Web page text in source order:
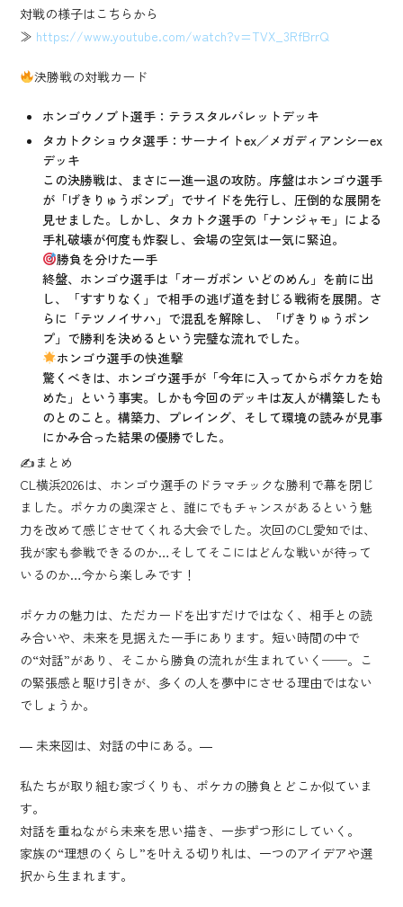
対戦の様子はこちらから
≫ https://www.youtube.com/watch?v=TVX_3RfBrrQ
決勝戦の対戦カード
ホンゴウノブト選手：テラスタルバレットデッキ
タカトクショウタ選手：サーナイトex／メガディアンシーex
デッキ
この決勝戦は、まさに一進一退の攻防。序盤はホンゴウ選手
が「げきりゅうポンプ」でサイドを先行し、圧倒的な展開を
見せました。しかし、タカトク選手の「ナンジャモ」による
手札破壊が何度も炸裂し、会場の空気は一気に緊迫。
勝負を分けた一手
終盤、ホンゴウ選手は「オーガポン いどのめん」を前に出
し、「すすりなく」で相手の逃げ道を封じる戦術を展開。さ
らに「テツノイサハ」で混乱を解除し、「げきりゅうポン
プ」で勝利を決めるという完璧な流れでした。
ホンゴウ選手の快進撃
驚くべきは、ホンゴウ選手が「今年に入ってからポケカを始
めた」という事実。しかも今回のデッキは友人が構築したも
のとのこと。構築力、プレイング、そして環境の読みが見事
にかみ合った結果の優勝でした。
✍️まとめ
CL横浜2026は、ホンゴウ選手のドラマチックな勝利で幕を閉じ
ました。ポケカの奥深さと、誰にでもチャンスがあるという魅
力を改めて感じさせてくれる大会でした。次回のCL愛知では、
我が家も参戦できるのか…そしてそこにはどんな戦いが待って
いるのか…今から楽しみです！
ポケカの魅力は、ただカードを出すだけではなく、相手との読
み合いや、未来を見据えた一手にあります。短い時間の中で
の“対話”があり、そこから勝負の流れが生まれていく──。こ
の緊張感と駆け引きが、多くの人を夢中にさせる理由ではない
でしょうか。
― 未来図は、対話の中にある。―
私たちが取り組む家づくりも、ポケカの勝負とどこか似ていま
す。
対話を重ねながら未来を思い描き、一歩ずつ形にしていく。
家族の“理想のくらし”を叶える切り札は、一つのアイデアや選
択から生まれます。